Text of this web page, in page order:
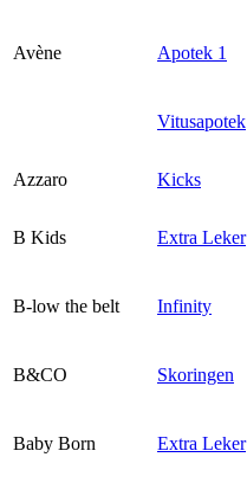
Avène Apotek 1
Vitusapotek
Azzaro
Kicks
B Kids Extra Leker
B-low the belt Infinity
B&CO Skoringen
Baby Born Extra Leker